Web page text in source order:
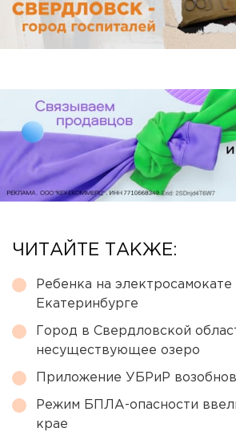
ЧИТАЙТЕ ТАКЖЕ:
Ребенка на электросамокате
Екатеринбурге
Город в Свердловской
несуществующее озеро
Приложение УБРиР
Режим БПЛА-опасности
крае